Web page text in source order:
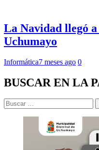
La Navidad llegó
Uchumayo
Informática7 meses ago 0
BUSCAR EN LA
Buscar: